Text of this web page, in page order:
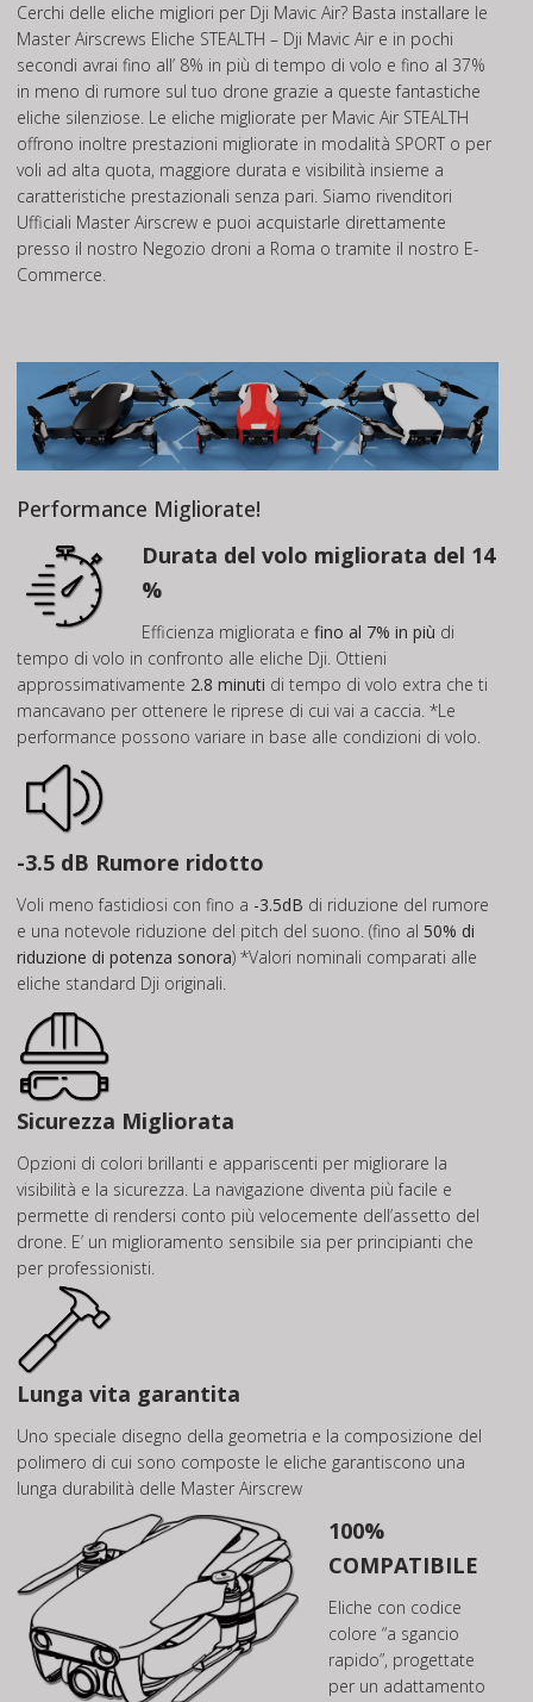
Cerchi delle eliche migliori per Dji Mavic Air? Basta installare le
Master Airscrews Eliche STEALTH – Dji Mavic Air e in pochi
secondi avrai fino all’ 8% in più di tempo di volo e fino al 37%
in meno di rumore sul tuo drone grazie a queste fantastiche
eliche silenziose. Le eliche migliorate per Mavic Air STEALTH
offrono inoltre prestazioni migliorate in modalità SPORT o per
voli ad alta quota, maggiore durata e visibilità insieme a
caratteristiche prestazionali senza pari. Siamo rivenditori
Ufficiali Master Airscrew e puoi acquistarle direttamente
presso il nostro Negozio droni a Roma o tramite il nostro E-
Commerce.
Performance Migliorate!
Durata del volo migliorata del 14
%
Efficienza migliorata efino al 7% in più di
tempo di volo in confronto alle eliche Dji. Ottieni
approssimativamente 2.8 minuti di tempo di volo extra che ti
mancavano per ottenere le riprese di cui vai a caccia. *Le
performance possono variare in base alle condizioni di volo.
-3.5 dB Rumore ridotto
Voli meno fastidiosi con fino a -3.5dB di riduzione del rumore
e una notevole riduzione del pitch del suono. (fino al 50% di
riduzione di potenza sonora) *Valori nominali comparati alle
eliche standard Dji originali.
Sicurezza Migliorata
Opzioni di colori brillanti e appariscenti per migliorare la
visibilità e la sicurezza. La navigazione diventa più facile e
permette di rendersi conto più velocemente dell’assetto del
drone. E’ un miglioramento sensibile sia per principianti che
per professionisti.
Lunga vita garantita
Uno speciale disegno della geometria e la composizione del
polimero di cui sono composte le eliche garantiscono una
lunga durabilità delle Master Airscrew
100%
COMPATIBILE
Eliche con codice
colore “a sgancio
rapido”, progettate
per un adattamento